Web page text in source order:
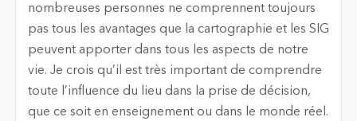
nombreuses personnes ne comprennent toujours
pas tous les avantages que la cartographie et les SIG
peuvent apporter dans tous les aspects de notre
vie. Je crois qu’il est très important de comprendre
toute l’influence du lieu dans la prise de décision,
que ce soit en enseignement ou dans le monde réel.